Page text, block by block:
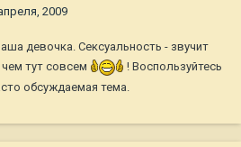
2009
девочка. Сексуальность - звучит
тут совсем
! Воспользуйтесь
обсуждаемая тема.